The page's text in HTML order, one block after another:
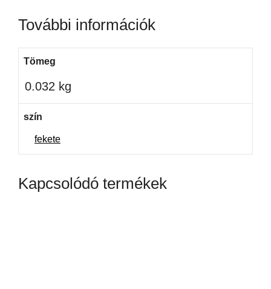
mennyiség
További információk
Tömeg
0.032 kg
szín
fekete
Kapcsolódó termékek